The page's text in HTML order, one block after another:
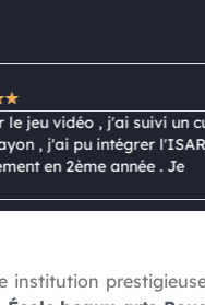
me spécialiser
allé en prépa au
intégré l'école PIVOT .
institution